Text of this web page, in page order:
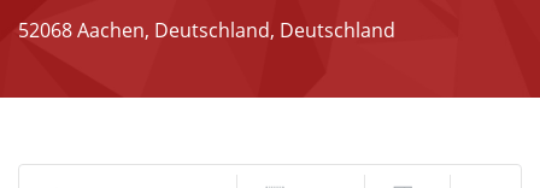
52068 Aachen, Deutschland, Deutschland